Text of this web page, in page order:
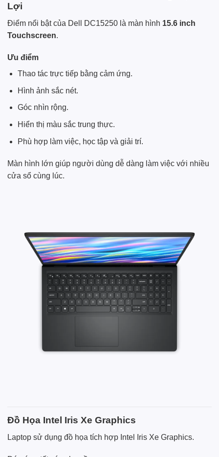
Lợi
Điểm nổi bật của Dell DC15250 là màn hình 15.6 inch
Touchscreen.
Ưu điểm
Thao tác trực tiếp bằng cảm ứng.
Hình ảnh sắc nét.
Góc nhìn rộng.
Hiển thị màu sắc trung thực.
Phù hợp làm việc, học tập và giải trí.
Màn hình lớn giúp người dùng dễ dàng làm việc với nhiều
cửa sổ cùng lúc.
Đồ Họa Intel Iris Xe Graphics
Laptop sử dụng đồ họa tích hợp Intel Iris Xe Graphics.